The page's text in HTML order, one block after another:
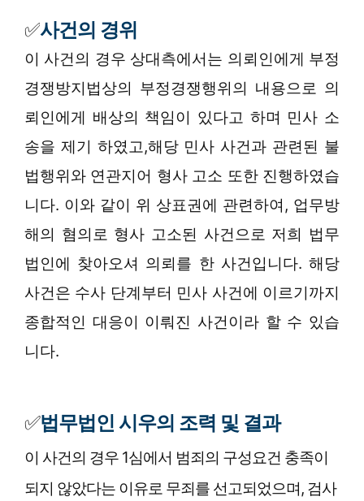
✅사건의 경위
이 사건의 경우 상대측에서는 의뢰인에게 부정
경쟁방지법상의 부정경쟁행위의 내용으로 의
뢰인에게 배상의 책임이 있다고 하며 민사 소
송을 제기 하였고,해당 민사 사건과 관련된 불
법행위와 연관지어 형사 고소 또한 진행하였습
니다. 이와 같이 위 상표권에 관련하여, 업무방
해의 혐의로 형사 고소된 사건으로 저희 법무
법인에 찾아오셔 의뢰를 한 사건입니다. 해당
사건은 수사 단계부터 민사 사건에 이르기까지
종합적인 대응이 이뤄진 사건이라 할 수 있습
니다.
✅법무법인 시우의 조력 및 결과
이 사건의 경우 1심에서 범죄의 구성요건 충족이
되지 않았다는 이유로 무죄를 선고되었으며, 검사